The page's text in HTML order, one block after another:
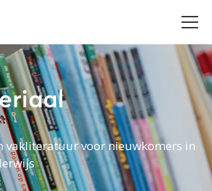
vakliteratuur voor nieuwkomers in